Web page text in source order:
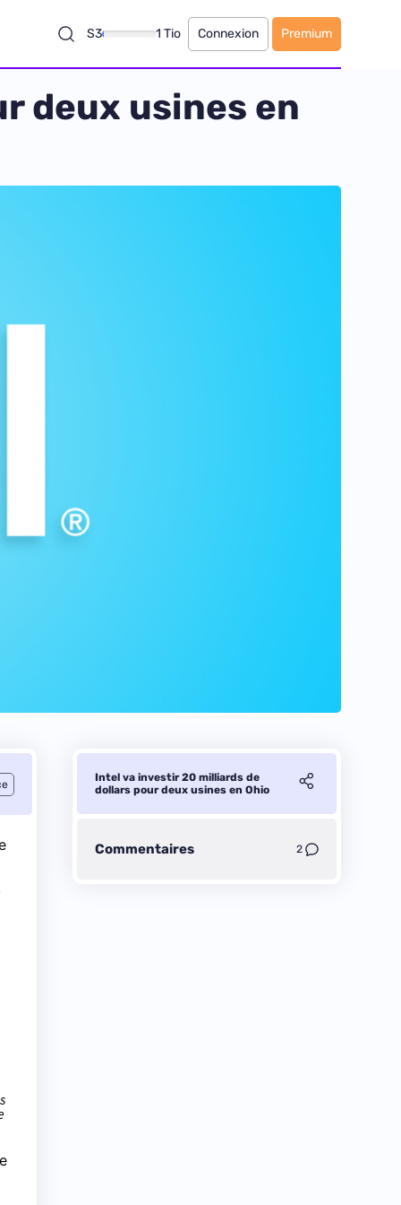
S3 1 Tio Connexion Premium
deux usines en
Intel va investir 20 milliards de
dollars pour deux usines en Ohio
Commentaires 2